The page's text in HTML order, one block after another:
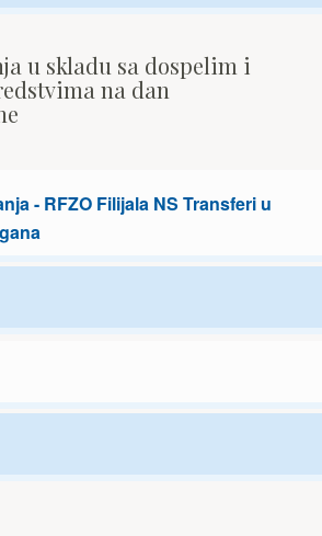
u skladu sa dospelim i
na dan
- RFZO Filijala NS Transferi u